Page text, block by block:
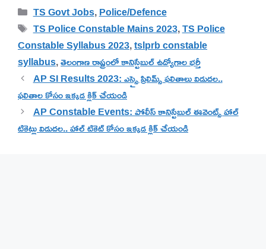
Categories
TS Govt Jobs,Police/Defence
Tags
TS Police Constable Mains 2023,TS Police
Constable Syllabus 2023,tslprb constable
syllabus,తెలంగాణ రాష్ట్రంలో కానిస్టేబుల్ ఉద్యోగాల భర్తీ
AP SI Results 2023: ఎస్సై ప్రిలిమ్స్ ఫలితాలు విడుదల..
ఫలితాల కోసం ఇక్కడ క్లిక్ చేయండి
AP Constable Events: పోలీస్ కానిస్టేబుల్ ఈవెంట్స్ హాల్
టికెట్లు విడుదల.. హాల్ టికెట్ కోసం ఇక్కడ క్లిక్ చేయండి